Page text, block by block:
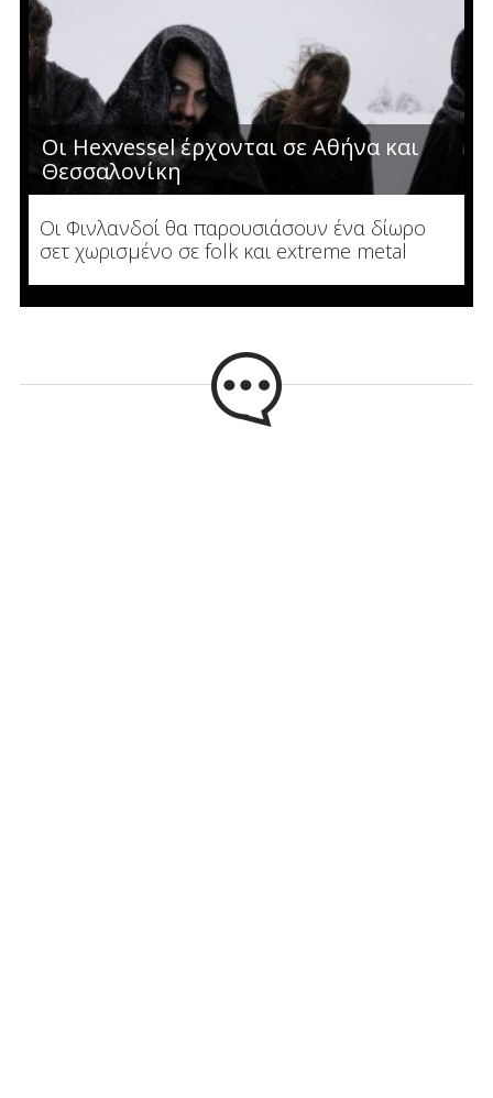
Οι Hexvessel έρχονται σε Αθήνα και
Θεσσαλονίκη
Οι Φινλανδοί θα παρουσιάσουν ένα δίωρο
σετ χωρισμένο σε folk και extreme metal